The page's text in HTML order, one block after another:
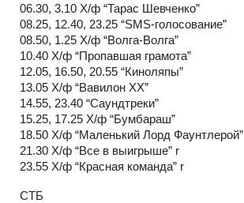
06.30, 3.10 Х/ф “Тарас Шевченко”
08.25, 12.40, 23.25 “SMS-голосование”
08.50, 1.25 Х/ф “Волга-Волга”
10.40 Х/ф “Пропавшая грамота”
12.05, 16.50, 20.55 “Киноляпы”
13.05 Х/ф “Вавилон ХХ”
14.55, 23.40 “Саундтреки”
15.25, 17.25 Х/ф “Бумбараш”
18.50 Х/ф “Маленький Лорд Фаунтлерой”
21.30 Х/ф “Все в выигрыше” r
23.55 Х/ф “Красная команда” r
СТБ